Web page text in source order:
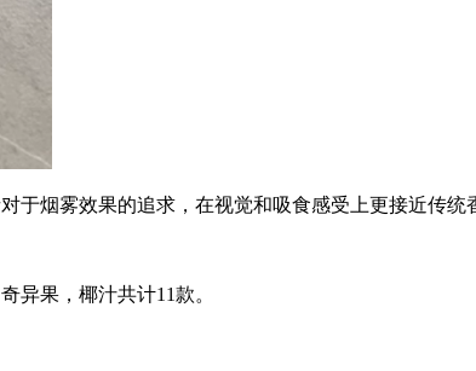
于烟雾效果的追求，在视觉和吸食感受上更接近传统
异果，椰汁共计11款。